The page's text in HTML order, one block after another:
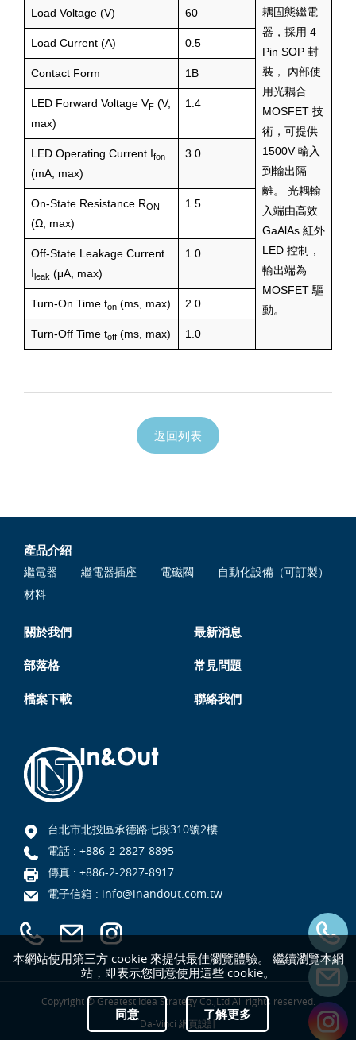
耦固態繼電
器，採用 4
Pin SOP 封
裝， 內部使
用光耦合
MOSFET 技
術，可提供
1500V 輸入
到輸出隔
離。 光耦輸
入端由高效
GaAlAs 紅外
LED 控制，
輸出端為
MOSFET 驅
動。
Load Voltage (V) 60
Load Current (A) 0.5
Contact Form 1B
LED Forward Voltage VF (V,
max)
1.4
LED Operating Current Ifon
(mA, max)
3.0
On-State Resistance RON
(Ω, max)
1.5
Off-State Leakage Current
Ileak (μA, max)
1.0
Turn-On Time ton (ms, max) 2.0
Turn-Off Time toff (ms, max) 1.0
返回列表
本網站使用第三方 cookie 來提供最佳瀏覽體驗。 繼續瀏覽本網
站，即表示您同意使用這些 cookie。
同意 了解更多
產品介紹
繼電器 繼電器插座 電磁閥
自動化設備（可訂製）
材料
關於我們 最新消息
部落格 常見問題
檔案下載 聯絡我們
台北市北投區承德路七段310號2樓
電話 : +886-2-2827-8895
傳真 : +886-2-2827-8917
電子信箱 : info@inandout.com.tw
Copyright © Greatest Idea Strategy Co.,Ltd All rights reserved.
Da-Vinci 網頁設計